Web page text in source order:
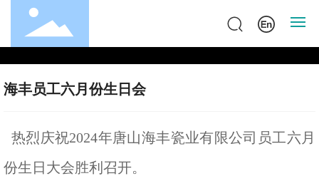
首页
产品中心
海丰员工六月份生日会
热烈庆祝2024年唐山海丰瓷业有限公司员工六月
份生日大会胜利召开。